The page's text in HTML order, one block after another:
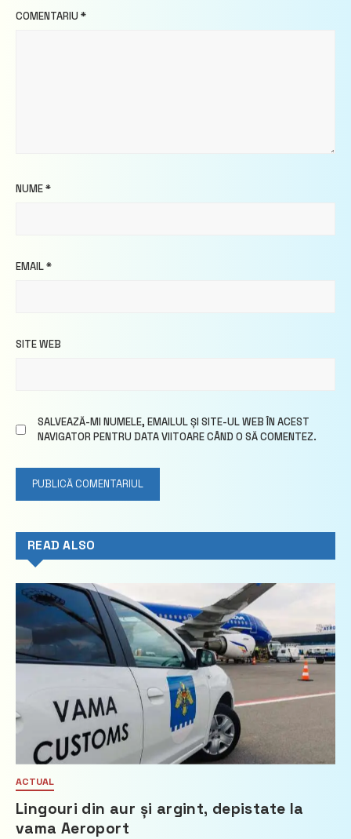
COMENTARIU *
NUME*
EMAIL*
SITE WEB
SALVEAZĂ-MI NUMELE, EMAILUL ȘI SITE-UL WEB ÎN ACEST
NAVIGATOR PENTRU DATA VIITOARE CÂND O SĂ COMENTEZ.
READ ALSO
ACTUAL
Lingouri din aur și argint, depistate la
vama Aeroport